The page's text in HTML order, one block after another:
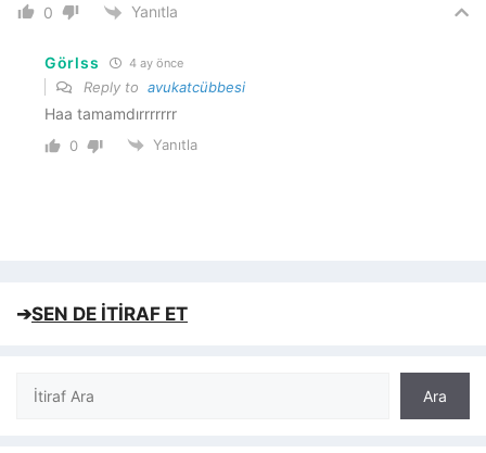
0 Yanıtla
Görlss 4 ay önce
Reply to avukatcübbesi
Haa tamamdırrrrrrr
0 Yanıtla
➔SEN DE İTİRAF ET
Ara
Ara